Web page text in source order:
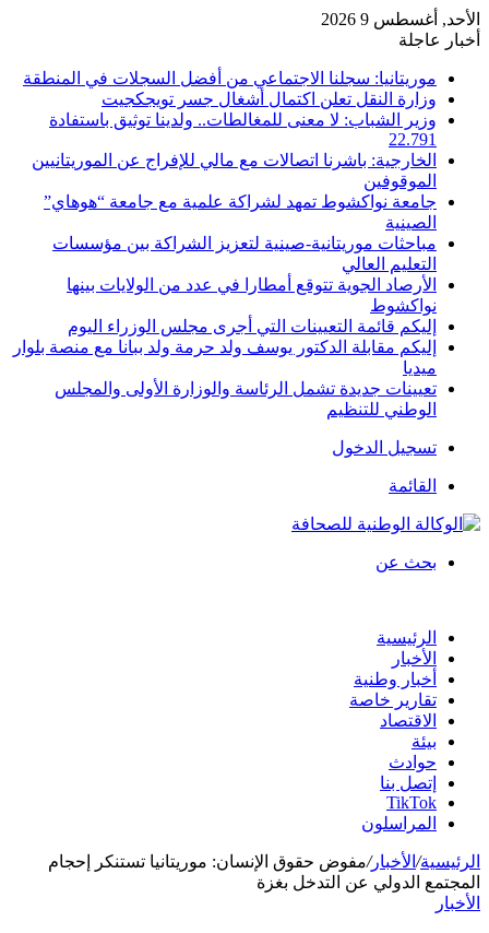
الأحد, أغسطس 9 2026
أخبار عاجلة
موريتانيا: سجلنا الاجتماعي من أفضل السجلات في المنطقة
وزارة النقل تعلن اكتمال أشغال جسر تويجكجيت
وزير الشباب: لا معنى للمغالطات.. ولدينا توثيق باستفادة
22.791
الخارجية: باشرنا اتصالات مع مالي للإفراج عن الموريتانيين
الموقوفين
جامعة نواكشوط تمهد لشراكة علمية مع جامعة “هوهاي”
الصينية
مباحثات موريتانية-صينية لتعزيز الشراكة بين مؤسسات
التعليم العالي
الأرصاد الجوية تتوقع أمطارا في عدد من الولايات بينها
نواكشوط
إليكم قائمة التعيينات التي أجرى مجلس الوزراء اليوم
إليكم مقابلة الدكتور يوسف ولد حرمة ولد ببانا مع منصة بلوار
ميديا
تعيينات جديدة تشمل الرئاسة والوزارة الأولى والمجلس
الوطني للتنظيم
تسجيل الدخول
القائمة
بحث عن
الرئيسية
الأخبار
أخبار وطنية
تقارير خاصة
الاقتصاد
بيئة
حوادث
إتصل بنا
TikTok
المراسلون
الرئيسية/ الأخبار/مفوض حقوق الإنسان: موريتانيا تستنكر إحجام
المجتمع الدولي عن التدخل بغزة
الأخبار